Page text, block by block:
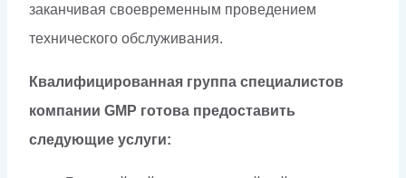
заканчивая своевременным проведением
технического обслуживания.
Квалифицированная группа специалистов
компании GMP готова предоставить
следующие услуги: